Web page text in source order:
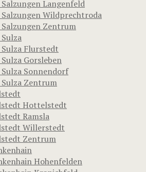
Langenfeld
Wildprechtroda
Zentrum
Flurstedt
Gorsleben
Sonnendorf
Zentrum
Hottelstedt
Ramsla
Willerstedt
Zentrum
Hohenfelden